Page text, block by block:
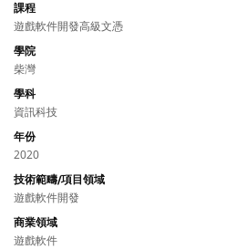
課程
遊戲軟件開發高級文憑
學院
柴灣
學科
資訊科技
年份
2020
技術範疇/項目領域
遊戲軟件開發
商業領域
遊戲軟件